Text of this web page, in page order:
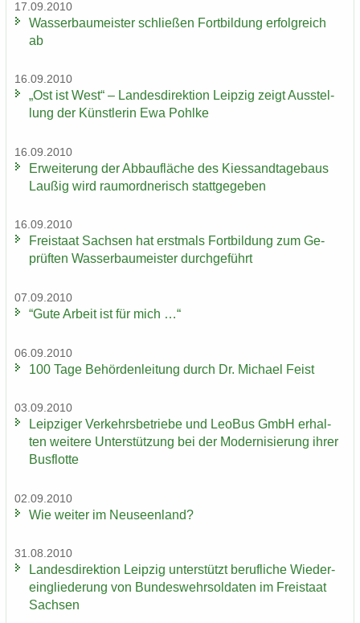
17.09.2010
Was­ser­bau­meis­ter schlie­ßen Fort­bil­dung er­folg­reich
ab
16.09.2010
„Ost ist West“ – Lan­des­di­rek­ti­on Leip­zig zeigt Aus­stel­
lung der Künst­le­rin Ewa Pohl­ke
16.09.2010
Er­wei­te­rung der Ab­bau­flä­che des Kies­sand­ta­ge­baus
Lau­ßig wird raum­ord­ne­risch statt­ge­ge­ben
16.09.2010
Frei­staat Sach­sen hat erst­mals Fort­bil­dung zum Ge­
prüf­ten Was­ser­bau­meis­ter durch­ge­führt
07.09.2010
“Gute Ar­beit ist für mich …“
06.09.2010
100 Tage Be­hör­den­lei­tung durch Dr. Mi­cha­el Feist
03.09.2010
Leip­zi­ger Ver­kehrs­be­trie­be und LeoBus GmbH er­hal­
ten wei­te­re Un­ter­stüt­zung bei der Mo­der­ni­sie­rung ihrer
Bus­flot­te
02.09.2010
Wie wei­ter im Neu­seen­land?
31.08.2010
Lan­des­di­rek­ti­on Leip­zig un­ter­stützt be­ruf­li­che Wie­der­
ein­glie­de­rung von Bun­des­wehr­sol­da­ten im Frei­staat
Sach­sen